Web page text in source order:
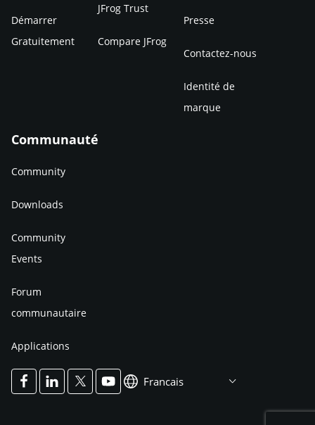
Démarrer
Gratuitement
JFrog Trust
Compare JFrog
Presse
Contactez-nous
Identité de
marque
Communauté
Community
Downloads
Community
Events
Forum
communautaire
Applications
Francais